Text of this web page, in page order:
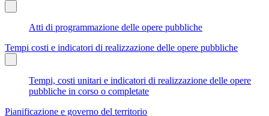
Atti di programmazione delle opere pubbliche
Tempi costi e indicatori di realizzazione delle opere pubbliche
Tempi, costi unitari e indicatori di realizzazione delle opere
pubbliche in corso o completate
Pianificazione e governo del territorio